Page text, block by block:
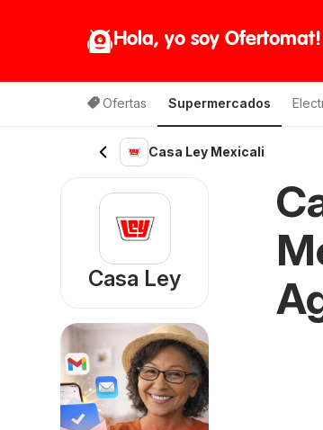
Hola, yo soy Ofertomat!
Ofertas Supermercados
Casa Ley Mexicali
Casa Ley